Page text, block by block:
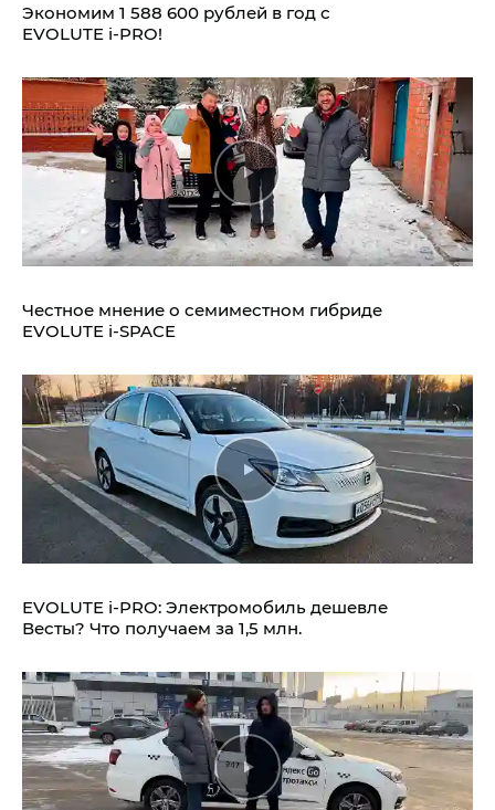
Экономим 1 588 600 рублей в год с
EVOLUTE i‑PRO!
Честное мнение о семиместном гибриде
EVOLUTE i‑SPACE
EVOLUTE i‑PRO: Электромобиль дешевле
Весты? Что получаем за 1,5 млн.